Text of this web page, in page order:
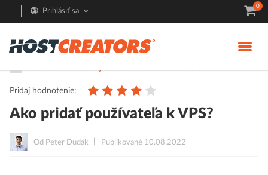
Prihlásiť sa
0
Pridaj hodnotenie:
Ako pridať používateľa k VPS?
Od Peter Dudák Publikované 10.08.2022